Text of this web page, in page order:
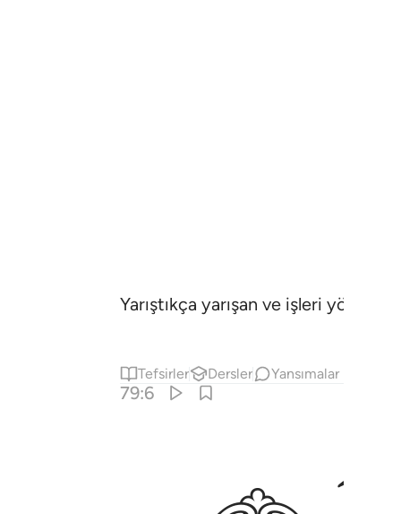
Yarıştıkça yarışan ve işleri
Tefsirler Dersler Yansımalar
79:6